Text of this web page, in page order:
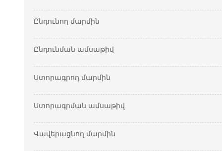
Ընդունող մարմին
Ընդունման ամսաթիվ
Ստորագրող մարմին
Ստորագրման ամսաթիվ
Վավերացնող մարմին